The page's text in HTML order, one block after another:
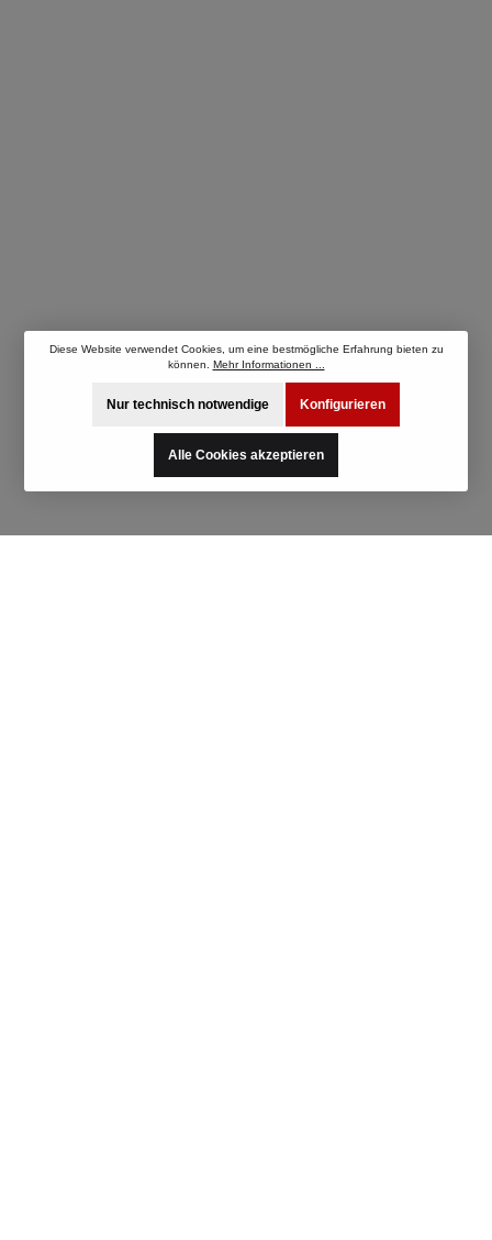
Diese Website verwendet Cookies, um eine bestmögliche Erfahrung bieten zu
können. Mehr Informationen ...
Nur technisch notwendige Konfigurieren
Alle Cookies akzeptieren